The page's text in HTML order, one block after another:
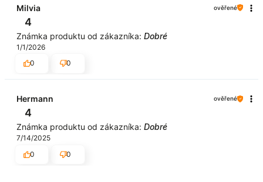
Milvia ověřené
4
Známka produktu od zákazníka: Dobré
1/1/2026
0
0
Hermann ověřené
4
Známka produktu od zákazníka: Dobré
7/14/2025
0
0